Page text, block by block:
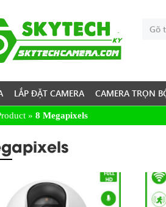
LẮP ĐẶT CAMERA CAMERA TRỌN
» 8 Megapixels